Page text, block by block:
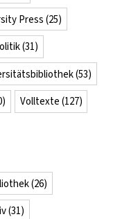
Press(25)
(31)
(53)
Volltexte (127)
(26)
(31)